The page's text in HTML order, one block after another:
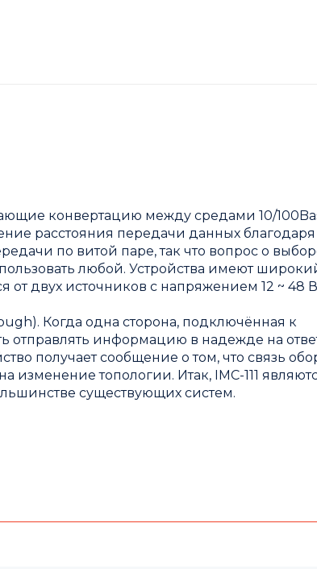
конвертацию между средами 10/
расстояния передачи данных благодаря
по витой паре, так что вопрос о
любой. Устройства имеют
от двух источников с напряжением 12 ~ 48
Когда одна сторона, подключённая к
отправлять информацию в надежде на
получает сообщение о том, что связь
изменение топологии. Итак, IMC-111
существующих систем.